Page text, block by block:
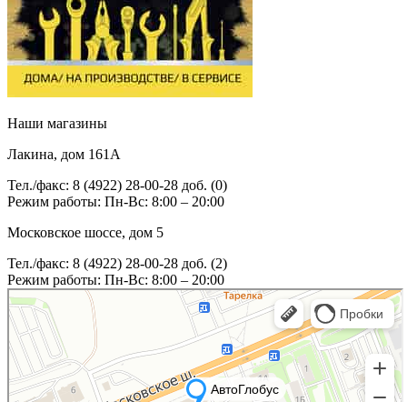
Наши магазины
Лакина, дом 161А
Тел./факс: 8 (4922) 28-00-28 доб. (0)
Режим работы: Пн-Вс: 8:00 – 20:00
Московское шоссе, дом 5
Тел./факс: 8 (4922) 28-00-28 доб. (2)
Режим работы: Пн-Вс: 8:00 – 20:00